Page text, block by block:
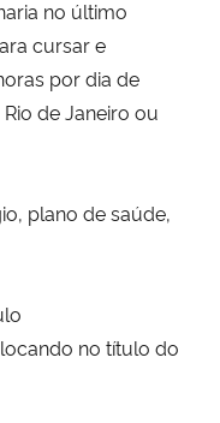
no último
cursar e
por dia de
de Janeiro ou
plano de saúde,
no título do